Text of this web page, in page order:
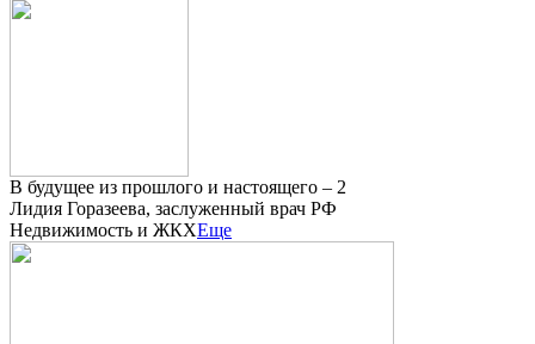
В будущее из прошлого и настоящего – 2
Лидия Горазеева, заслуженный врач РФ
Недвижимость и ЖКХЕще